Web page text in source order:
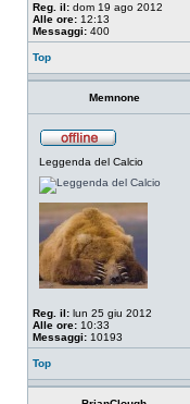
Reg. il: dom 19 ago 2012
Alle ore: 12:13
Messaggi: 400
Top
Memnone
Leggenda del Calcio
Reg. il: lun 25 giu 2012
Alle ore: 10:33
Messaggi: 10193
Top